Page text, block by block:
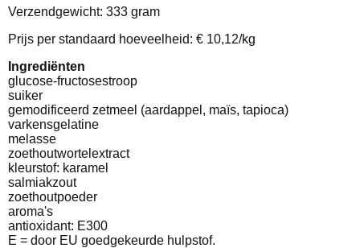
Verzendgewicht: 333 gram
Prijs per standaard hoeveelheid: € 10,12/kg
Ingrediënten
glucose-fructosestroop
suiker
gemodificeerd zetmeel (aardappel, maïs, tapioca)
varkensgelatine
melasse
zoethoutwortelextract
kleurstof: karamel
salmiakzout
zoethoutpoeder
aroma's
antioxidant: E300
E = door EU goedgekeurde hulpstof.